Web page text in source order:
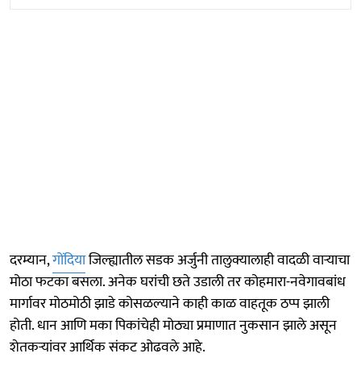
दरम्यान,गोंदियाजिल्ह्यातील सडक अर्जुनी तालुक्यालाही वादळी वाऱ्याचा
मोठा फटका बसला. अनेक घरांची छते उडाली तर कोहमारा-नवेगावबांध
मार्गावर मोठमोठी झाडे कोसळल्याने काही काळ वाहतूक ठप्प झाली
होती. धान आणि मका पिकांचेही मोठ्या प्रमाणात नुकसान झाले असून
शेतकऱ्यांवर आर्थिक संकट ओढवले आहे.